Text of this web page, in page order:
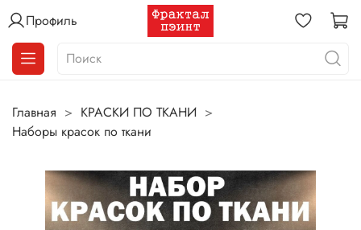
Профиль
Главная
КРАСКИ ПО ТКАНИ
Наборы красок по ткани